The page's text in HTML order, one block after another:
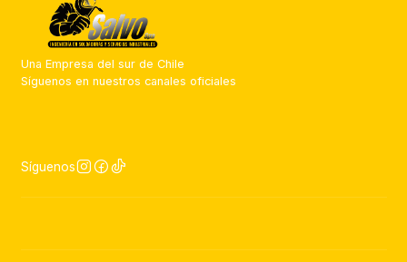
Una Empresa del sur de Chile
Síguenos en nuestros canales oficiales
Síguenos